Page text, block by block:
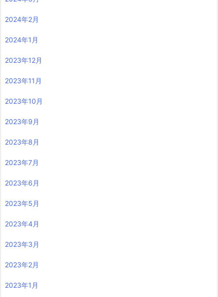
2024年2月
2024年1月
2023年12月
2023年11月
2023年10月
2023年9月
2023年8月
2023年7月
2023年6月
2023年5月
2023年4月
2023年3月
2023年2月
2023年1月